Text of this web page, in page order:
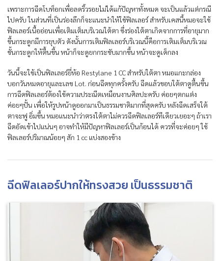
เพราะการฉีดโบท็อกเพื่อลดริ้วรอยไม่ได้แก้ปัญหาทั้งหมด จะเป็นแล้วแต่กรณี
ไปครับ ในส่วนที่เป็นร่องลึกก็จะแนะนำให้ใช้ฟิลเลอร์ สำหรับเคสนี้หมอจะใช้
ฟิลเลอร์เนื้ออ่อนเพื่อเติมเต็มบริเวณใต้ตา ซึ่งร่องใต้ตาเกิดจากการที่อายุมาก
ขึ้นกระดูกมีการยุบตัว ดังนั้นการเติมฟิลเลอร์บริเวณนี้คือการเติมเต็มบริเวณ
ชั้นกระดูกให้ตื้นขึ้น หน้าก็จะดูยกกระชับมากขึ้น หน้าจะดูเด็กลง
วันนี้จะใช้เป็นฟิลเลอร์ยี่ห้อ Restylane 1 CC สำหรับใต้ตา หมอแกะกล่อง
บอกวันหมดอายุและเลข Lot. ก่อนฉีดทุกครั้งครับ ฉีดแล้วขอบใต้ตาดูตื้นขึ้น
การฉีดฟิลเลอร์ต้องใช้ความประณีตเหมือนงานศิลปะครับ ค่อยๆตกแต่ง
ค่อยๆปั้น เพื่อให้รูปหน้าดูออกมาเป็นธรรมชาติมากที่สุดครับ หลังฉีดเสร็จใต้
ตาจะฟู อิ่มขึ้น หมอแนะนำว่าตรงใต้ตาไม่ควรฉีดฟิลเลอร์ทีเดียวเยอะๆ ถ้าเรา
ฉีดอัดเข้าไปแน่นๆ อาจทำให้มีปัญหาฟิลเลอร์เป็นก้อนได้ ควรที่จะค่อยๆ ใช้
ฟิลเลอร์ปริมาณน้อยๆ สัก 1 cc แบ่งสองข้าง
ฉีดฟิลเลอร์ปากให้ทรงสวย เป็นธรรมชาติ